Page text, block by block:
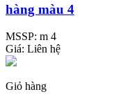
hàng màu 4
MSSP: m 4
Giá: Liên hệ
Giỏ hàng